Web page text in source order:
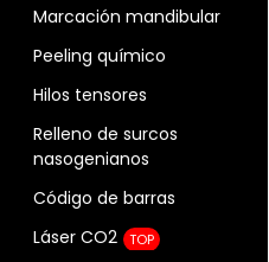
Marcación mandibular
Peeling químico
Hilos tensores
Relleno de surcos
nasogenianos
Código de barras
Láser CO2
TOP